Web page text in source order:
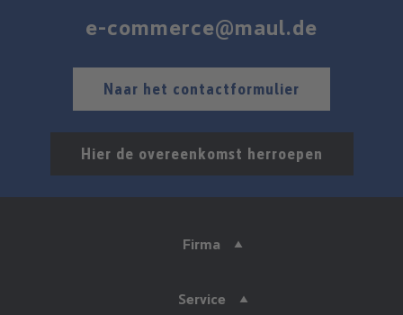
e-commerce@maul.de
Naar het contactformulier
Hier de overeenkomst herroepen
Firma
Service